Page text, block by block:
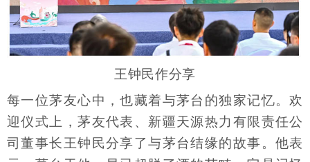
王钟民作分享
每一位茅友心中，也藏着与茅台的独家记忆。欢
迎仪式上，茅友代表、新疆天源热力有限责任公
司董事长王钟民分享了与茅台结缘的故事。他表